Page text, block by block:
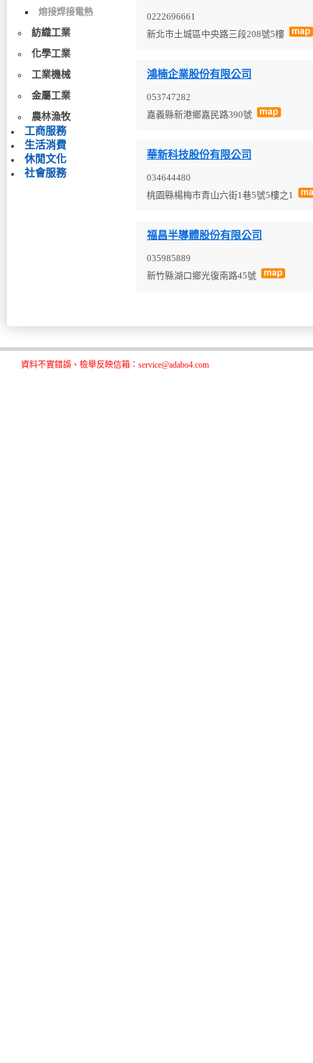
熔接焊接電熱
紡織工業
化學工業
工業機械
金屬工業
農林漁牧
工商服務
生活消費
休閒文化
社會服務
0222696661
新北市土城區中央路三段208號5樓
鴻楠企業股份有限公司
053747282
嘉義縣新港鄉嘉民路390號
華新科技股份有限公司
034644480
桃園縣楊梅市青山六街1巷5號5樓之1
福昌半導體股份有限公司
035985889
新竹縣湖口鄉光復南路45號
資料不實錯誤、檢舉反映信箱：service@adabo4.com